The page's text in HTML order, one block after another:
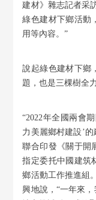
建材》雜志記者采
綠色建材下鄉活動
用等內容。”
說起綠色建材下鄉
題，也是三棵樹全
“2022年全國兩會
力美麗鄉村建設’
聯合印發《關于開
指定委托中國建筑
鄉活動工作推進組
興地說，“一年來